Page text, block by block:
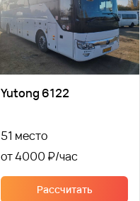
Yutong 6122
51 место
от 4000 ₽
Рассчитать